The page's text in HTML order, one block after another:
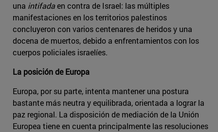
una intifadaen contra de Israel: las múltiples
manifestaciones en los territorios palestinos
concluyeron con varios centenares de heridos y una
docena de muertos, debido a enfrentamientos con los
cuerpos policiales israelíes.
La posición de Europa
Europa, por su parte, intenta mantener una postura
bastante más neutra y equilibrada, orientada a lograr la
paz regional. La disposición de mediación de la Unión
Europea tiene en cuenta principalmente las resoluciones